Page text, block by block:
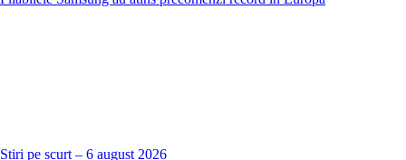
Știri pe scurt – 6 august 2026